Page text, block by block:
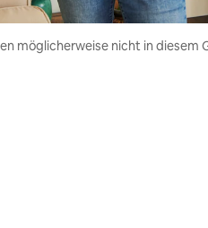
möglicherweise nicht in diesem